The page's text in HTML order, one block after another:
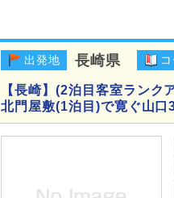
出発地 長崎県
【長崎】(2泊目客室ラン
北門屋敷(1泊目)で寛ぐ山口